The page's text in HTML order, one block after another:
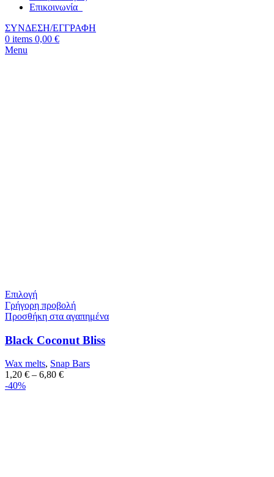
Επικοινωνία
ΣΥΝΔΕΣΗ/ΕΓΓΡΑΦΗ
0 items 0,00 €
Menu
Επιλογή
Γρήγορη προβολή
Προσθήκη στα αγαπημένα
Black Coconut Bliss
Wax melts, Snap Bars
1,20 € – 6,80 €
-40%